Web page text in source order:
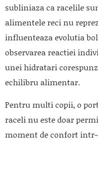
subliniaza ca racelile
alimentele reci nu
influenteaza evolutia
observarea reactiei
unei hidratari
echilibru alimentar.
Pentru multi copii, o
raceli nu este doar
moment de confort